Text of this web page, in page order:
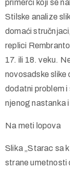
nastale na
1666) iz 1636.
primerci koji se
Stilske analize
domaći
replici
17. ili 18. veku.
novosadske
dodatni problem i
Na meti lopova